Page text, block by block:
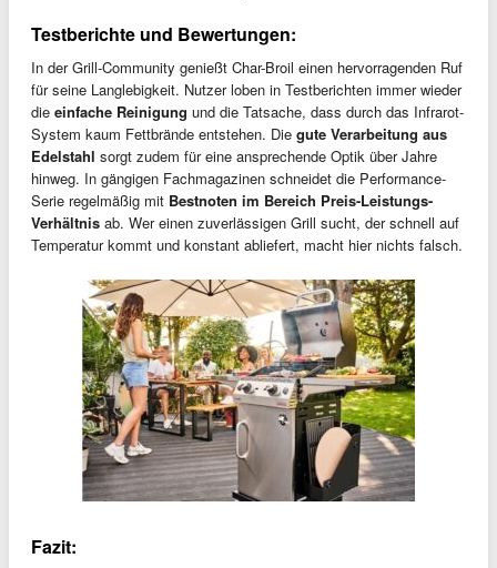
Testberichte und Bewertungen:
In der Grill-Community genießt Char-Broil einen hervorragenden Ruf
für seine Langlebigkeit. Nutzer loben in Testberichten immer wieder
die einfache Reinigung und die Tatsache, dass durch das Infrarot-
System kaum Fettbrände entstehen. Die gute Verarbeitung aus
Edelstahl sorgt zudem für eine ansprechende Optik über Jahre
hinweg. In gängigen Fachmagazinen schneidet die Performance-
Serie regelmäßig mit Bestnoten im Bereich Preis-Leistungs-
Verhältnis ab. Wer einen zuverlässigen Grill sucht, der schnell auf
Temperatur kommt und konstant abliefert, macht hier nichts falsch.
Fazit: